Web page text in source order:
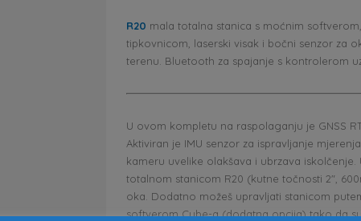
R20 mala totalna stanica s moćnim
tipkovnicom, laserski visak i bočni senzor za
terenu. Bluetooth za spajanje s kontrolerom
U ovom kompletu na raspolaganju je GNSS
Aktiviran je IMU senzor za ispravljanje
kameru uvelike olakšava i ubrzava
totalnom stanicom R20 (kutne točnosti 2″,
oka. Dodatno možeš upravljati stanicom
softverom Cube-a (dodatna opcija) tako da